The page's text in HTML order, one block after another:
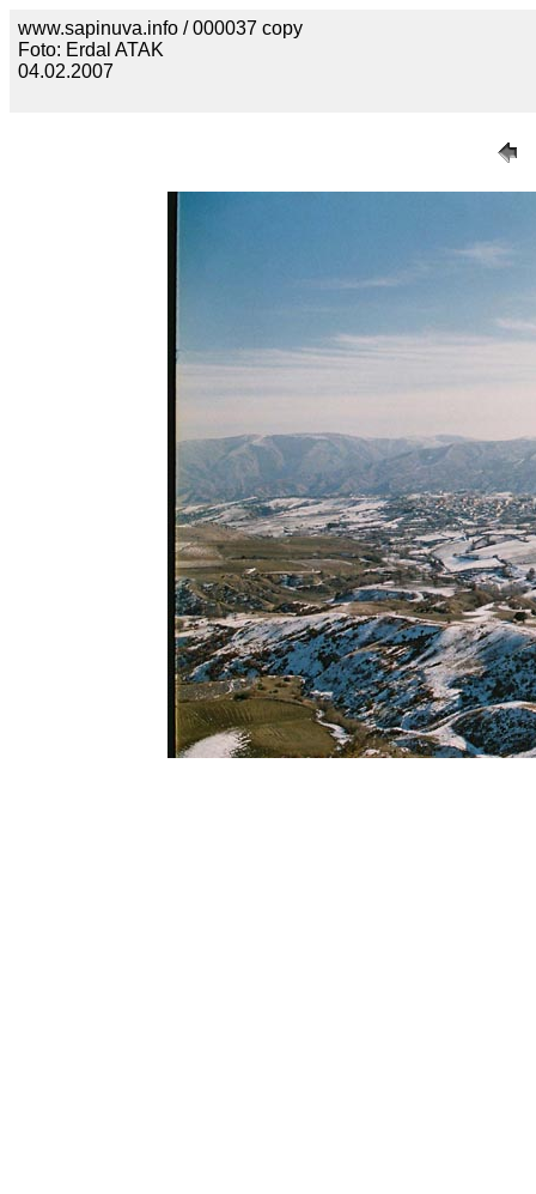
www.sapinuva.info / 000037 copy
Foto: Erdal ATAK
04.02.2007